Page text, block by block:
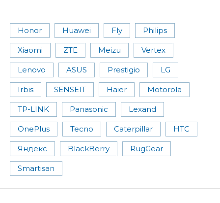
Honor Huawei Fly Philips
Xiaomi ZTE Meizu Vertex
Lenovo ASUS Prestigio LG
Irbis SENSEIT Haier Motorola
TP-LINK Panasonic Lexand
OnePlus Tecno Caterpillar HTC
Яндекс BlackBerry RugGear
Smartisan